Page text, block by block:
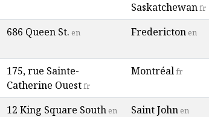
Saskatchewanfr
686 Queen St. en Fredericton en
175, rue Sainte-
Catherine Ouestfr
Montréalfr
12 King Square South en Saint John en